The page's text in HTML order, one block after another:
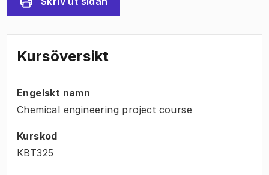
Kursöversikt
Engelskt namn
Chemical engineering project course
Kurskod
KBT325